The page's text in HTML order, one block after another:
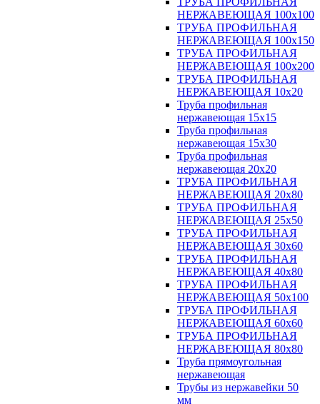
НЕРЖАВЕЮЩАЯ 100х100
ТРУБА ПРОФИЛЬНАЯ
НЕРЖАВЕЮЩАЯ 100х150
ТРУБА ПРОФИЛЬНАЯ
НЕРЖАВЕЮЩАЯ 100х200
ТРУБА ПРОФИЛЬНАЯ
НЕРЖАВЕЮЩАЯ 10х20
Труба профильная
нержавеющая 15х15
Труба профильная
нержавеющая 15х30
Труба профильная
нержавеющая 20х20
ТРУБА ПРОФИЛЬНАЯ
НЕРЖАВЕЮЩАЯ 20х80
ТРУБА ПРОФИЛЬНАЯ
НЕРЖАВЕЮЩАЯ 25х50
ТРУБА ПРОФИЛЬНАЯ
НЕРЖАВЕЮЩАЯ 30х60
ТРУБА ПРОФИЛЬНАЯ
НЕРЖАВЕЮЩАЯ 40х80
ТРУБА ПРОФИЛЬНАЯ
НЕРЖАВЕЮЩАЯ 50х100
ТРУБА ПРОФИЛЬНАЯ
НЕРЖАВЕЮЩАЯ 60х60
ТРУБА ПРОФИЛЬНАЯ
НЕРЖАВЕЮЩАЯ 80х80
Труба прямоугольная
нержавеющая
Трубы из нержавейки 50
мм